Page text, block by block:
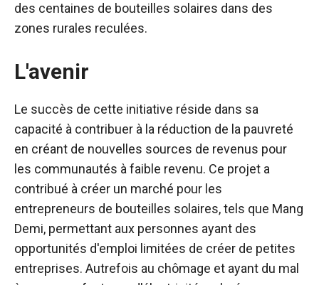
des centaines de bouteilles solaires dans des
zones rurales reculées.
L'avenir
Le succès de cette initiative réside dans sa
capacité à contribuer à la réduction de la pauvreté
en créant de nouvelles sources de revenus pour
les communautés à faible revenu. Ce projet a
contribué à créer un marché pour les
entrepreneurs de bouteilles solaires, tels que Mang
Demi, permettant aux personnes ayant des
opportunités d'emploi limitées de créer de petites
entreprises. Autrefois au chômage et ayant du mal